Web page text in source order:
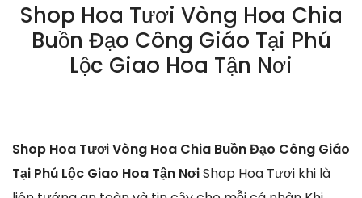
Shop Hoa Tươi Vòng Hoa Chia
Buồn Đạo Công Giáo Tại Phú
Lộc Giao Hoa Tận Nơi
Shop Hoa Tươi Vòng Hoa Chia Buồn Đạo Công Giáo
Tại Phú Lộc Giao Hoa Tận NơiShop Hoa Tươi khi là